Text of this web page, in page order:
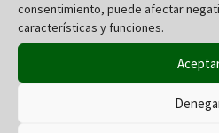
consentimiento, puede afectar
características y funciones.
recientes
No hay comentarios que mostrar.